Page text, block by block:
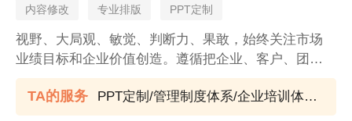
内容修改 专业排版 PPT定制
视野、大局观、敏觉、判断力、果敢，始终关注市场
业绩目标和企业价值创造。遵循把企业、客户、团
队、员工、缘分和感恩装心里；营销事业和自己岗位
在市场里，在客户那...在行动中；荣誉和尊严在组织的
业绩和价值中体现的理念。 20多年中大型企业全盘营
TA的服务 PPT定制/管理制度体系/企业培训体系/管理运营体系/薪酬体系/写作指导